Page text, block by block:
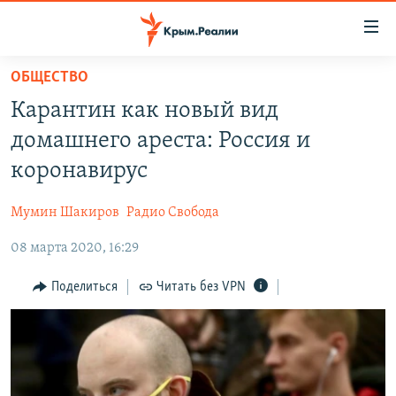
Вернуться
основному
содержанию
главной
навигации
Вернутся
поиску
СПЕЦПРОЕКТЫ
11 ЛЕТ ОККУПАЦИИ КРЫМА. 11 ИСТОРИЙ СОПРОТИВЛЕНИЯ
ЕЩЕ
ИНТЕРАКТИВ
ИНФОГРАФИКА
ТЕЛЕПРОЕКТ КРЫМ.РЕАЛИИ
СОВЕТЫ ПРАВОЗАЩИТНИКОВ
ПРОПАВШИЕ БЕЗ ВЕСТИ
РАДІО СВОБОДА
КАК ОБОЙТИ БЛОКИРОВКУ
Українською
Qırımtatar
ОБЩЕСТВО
Карантин как новый вид
домашнего ареста: Россия и
коронавирус
Мумин Шакиров Радио Свобода
08 марта 2020, 16:29
Поделиться Читать без VPN